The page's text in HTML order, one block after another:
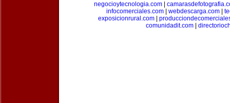
negocioytecnologia.com
infocomerciales.com| webdescarga.com|
exposicionrural.com
comunidadit.com|